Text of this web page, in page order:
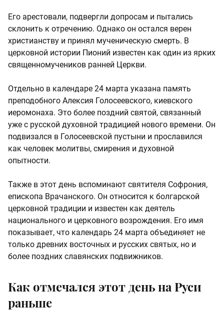
Его арестовали, подвергли допросам и пытались
склонить к отречению. Однако он остался верен
христианству и принял мученическую смерть. В
церковной истории Пионий известен как один из ярких
священномучеников ранней Церкви.
Отдельно в календаре 24 марта указана память
преподобного Алексия Голосеевского, киевского
иеромонаха. Это более поздний святой, связанный
уже с русской духовной традицией нового времени. Он
подвизался в Голосеевской пустыни и прославился
как человек молитвы, смирения и духовной
опытности.
Также в этот день вспоминают святителя Софрония,
епископа Врачанского. Он относится к болгарской
церковной традиции и известен как деятель
национального и церковного возрождения. Его имя
показывает, что календарь 24 марта объединяет не
только древних восточных и русских святых, но и
более поздних славянских подвижников.
Как отмечался этот день на Руси
раньше